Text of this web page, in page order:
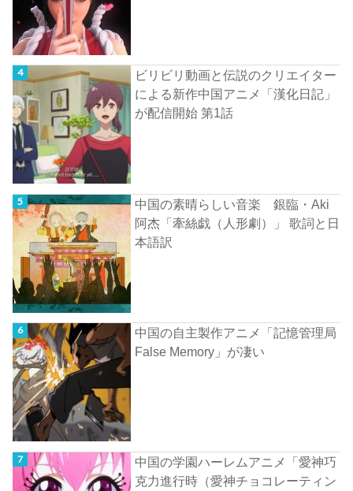
ビリビリ動画と伝説のクリエイター
による新作中国アニメ「漢化日記」
が配信開始 第1話
中国の素晴らしい音楽 銀臨・Aki
阿杰「牽絲戯（人形劇）」 歌詞と日
本語訳
中国の自主製作アニメ「記憶管理局
False Memory」が凄い
中国の学園ハーレムアニメ「愛神巧
克力進行時（愛神チョコレーティン